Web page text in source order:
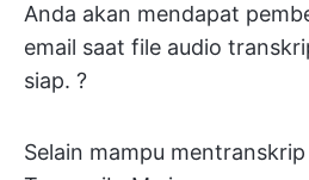
Anda akan mendapat
email saat file audio
siap. ?
Selain mampu